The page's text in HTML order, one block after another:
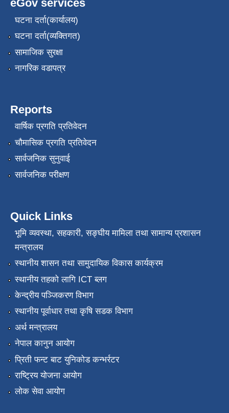
eGov services
घटना दर्ता(कार्यालय)
घटना दर्ता(व्यक्तिगत)
सामाजिक सुरक्षा
नागरिक वडापत्र
Reports
वार्षिक प्रगति प्रतिवेदन
चौमासिक प्रगति प्रतिवेदन
सार्वजनिक सुनुवाई
सार्वजनिक परीक्षण
Quick Links
भूमि व्यवस्था, सहकारी, सङ्‍घीय मामिला तथा सामान्य प्रशासन
मन्त्रालय
स्थानीय शासन तथा सामुदायिक विकास कार्यक्रम
स्थानीय तहको लागि ICT ब्लग
केन्द्रीय पञ्जिकरण विभाग
स्थानीय पूर्वाधार तथा कृषि सडक विभाग
अर्थ मन्त्रालय
नेपाल कानुन आयोग
प्रिती फन्ट बाट युनिकोड कन्भर्रटर
राष्ट्रिय योजना आयोग
लोक सेवा आयोग